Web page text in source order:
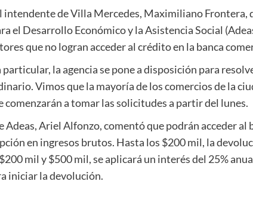
intendente de Villa Mercedes, Maximiliano Frontera,
el Desarrollo Económico y la Asistencia Social
que no logran acceder al crédito en la banca
particular, la agencia se pone a disposición para
Vimos que la mayoría de los comercios de la
comenzarán a tomar las solicitudes a partir del lunes.
Adeas, Ariel Alfonzo, comentó que podrán acceder
en ingresos brutos. Hasta los $200 mil, la
mil y $500 mil, se aplicará un interés del 25%
iniciar la devolución.